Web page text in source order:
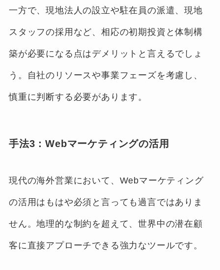
一方で、現地法人の設立や駐在員の派遣、現地
スタッフの採用など、相応の初期投資と体制構
築が必要になる点はデメリットと言えるでしょ
う。自社のリソースや事業フェーズを考慮し、
慎重に判断する必要があります。
手法3：Webマーケティングの活用
現代の海外営業において、Webマーケティング
の活用はもはや必須と言っても過言ではありま
せん。地理的な制約を超えて、世界中の潜在顧
客に直接アプローチできる強力なツールです。